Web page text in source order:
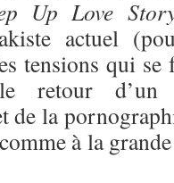
Up Love
actuel
tensions qui
retour d’un
de la
à la